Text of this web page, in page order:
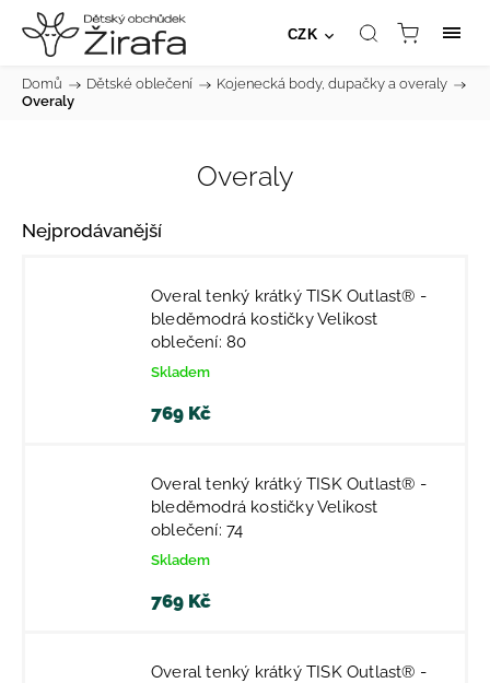
CZK
Domů / Dětské oblečení / Kojenecká body, dupačky a overaly /
Overaly
Overaly
Nejprodávanější
Overal tenký krátký TISK Outlast® -
bleděmodrá kostičky Velikost
oblečení: 80
Skladem
769 Kč
Overal tenký krátký TISK Outlast® -
bleděmodrá kostičky Velikost
oblečení: 74
Skladem
769 Kč
Overal tenký krátký TISK Outlast® -